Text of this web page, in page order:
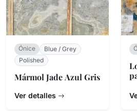
Ónice
Blue / Grey
Polished
Mármol Jade Azul Gris
Ver detalles